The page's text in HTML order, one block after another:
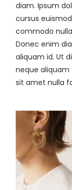
diam. Ipsum
cursus
commodo
Donec enim
aliquam id. Ut
neque
sit amet nulla